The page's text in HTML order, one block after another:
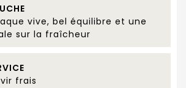
vive, bel équilibre et une
sur la fraîcheur
frais